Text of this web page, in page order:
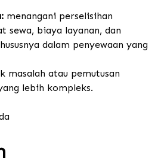
menangani perselisihan
sewa, biaya layanan, dan
dalam penyewaan yang
masalah atau pemutusan
lebih kompleks.